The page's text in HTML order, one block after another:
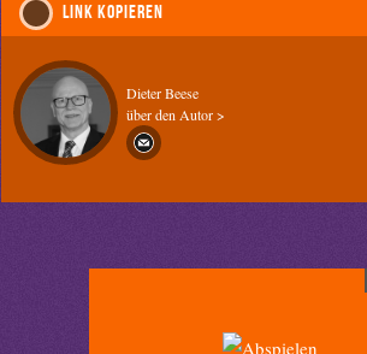
Link kopieren
Dieter Beese
über den Autor >